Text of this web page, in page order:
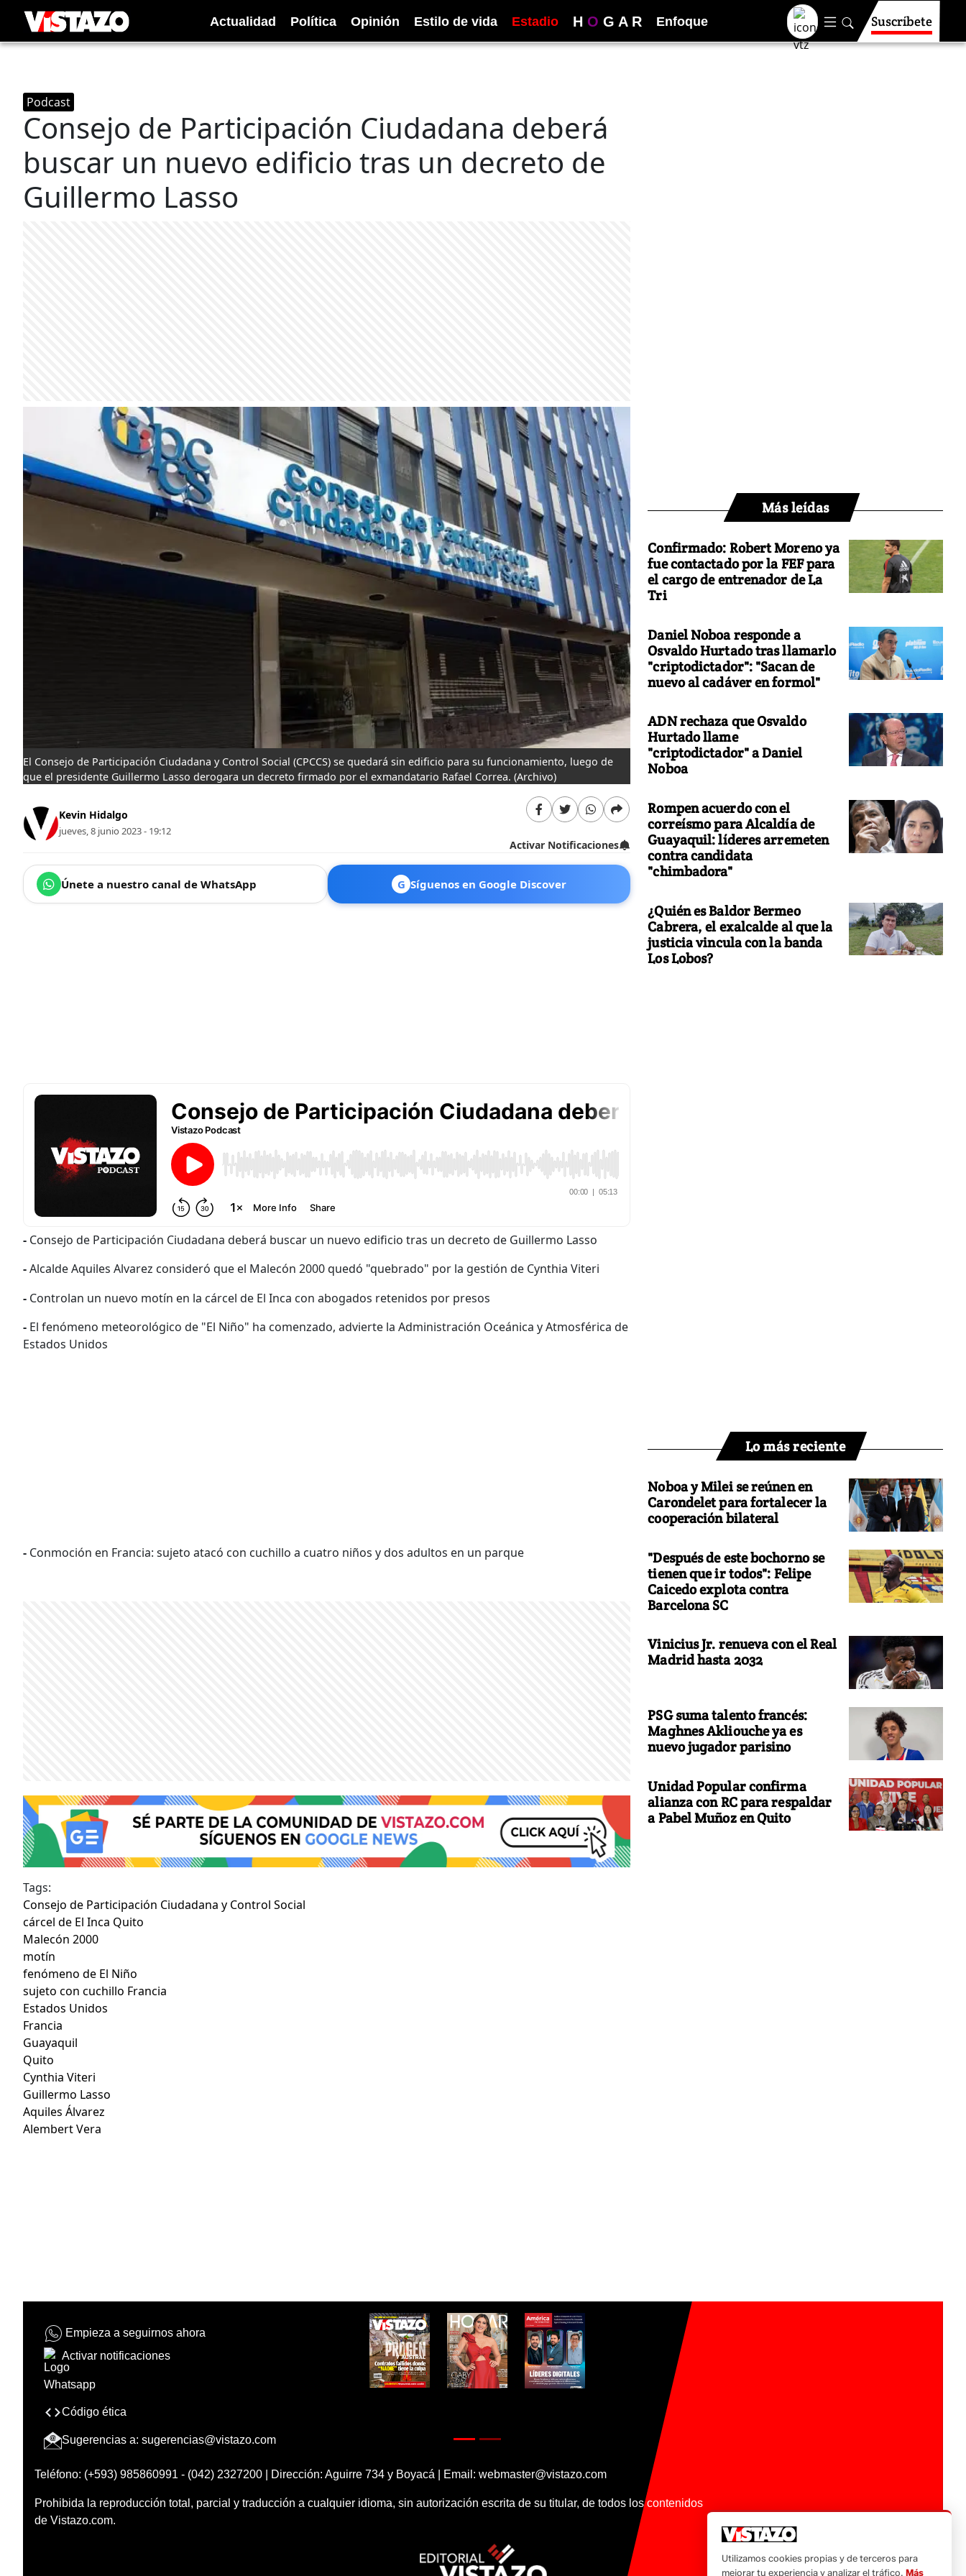
Actualidad Política Opinión Estilo de vida Estadio H O G A R Enfoque Suscríbete
Podcast
Consejo de Participación Ciudadana deberá
buscar un nuevo edificio tras un decreto de
Guillermo Lasso
El Consejo de Participación Ciudadana y Control Social (CPCCS) se quedará sin edificio para su funcionamiento, luego de
que el presidente Guillermo Lasso derogara un decreto firmado por el exmandatario Rafael Correa. (Archivo)
Kevin Hidalgo
jueves, 8 junio 2023 - 19:12
Activar Notificaciones
Únete a nuestro canal de WhatsApp G Síguenos en Google Discover
- Consejo de Participación Ciudadana deberá buscar un nuevo edificio tras un decreto de Guillermo Lasso
-Alcalde Aquiles Alvarez consideró que el Malecón 2000 quedó "quebrado" por la gestión de Cynthia Viteri
- Controlan un nuevo motín en la cárcel de El Inca con abogados retenidos por presos
- El fenómeno meteorológico de "El Niño" ha comenzado, advierte la Administración Oceánica y Atmosférica de
Estados Unidos
- Conmoción en Francia: sujeto atacó con cuchillo a cuatro niños y dos adultos en un parque
Tags:
Consejo de Participación Ciudadana y Control Social
cárcel de El Inca Quito
Malecón 2000
motín
fenómeno de El Niño
sujeto con cuchillo Francia
Estados Unidos
Francia
Guayaquil
Quito
Cynthia Viteri
Guillermo Lasso
Aquiles Álvarez
Alembert Vera
Más leídas
Confirmado: Robert Moreno ya
fue contactado por la FEF para
el cargo de entrenador de La
Tri
Daniel Noboa responde a
Osvaldo Hurtado tras llamarlo
"criptodictador": "Sacan de
nuevo al cadáver en formol"
ADN rechaza que Osvaldo
Hurtado llame
"criptodictador" a Daniel
Noboa
Rompen acuerdo con el
correísmo para Alcaldía de
Guayaquil: líderes arremeten
contra candidata
"chimbadora"
¿Quién es Baldor Bermeo
Cabrera, el exalcalde al que la
justicia vincula con la banda
Los Lobos?
Lo más reciente
Noboa y Milei se reúnen en
Carondelet para fortalecer la
cooperación bilateral
"Después de este bochorno se
tienen que ir todos": Felipe
Caicedo explota contra
Barcelona SC
Vinicius Jr. renueva con el Real
Madrid hasta 2032
PSG suma talento francés:
Maghnes Akliouche ya es
nuevo jugador parisino
Unidad Popular confirma
alianza con RC para respaldar
a Pabel Muñoz en Quito
Empieza a seguirnos ahora
Activar notificaciones
Código ética
Sugerencias a: sugerencias@vistazo.com
Teléfono: (+593) 985860991 - (042) 2327200 | Dirección: Aguirre 734 y Boyacá | Email: webmaster@vistazo.com
Prohibida la reproducción total, parcial y traducción a cualquier idioma, sin autorización escrita de su titular, de todos los contenidos
de Vistazo.com.
Utilizamos cookies propias y de terceros para
mejorar tu experiencia y analizar el tráfico. Más